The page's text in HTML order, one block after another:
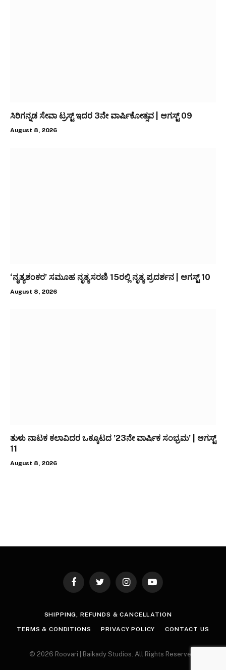
ಸಿರಿಗನ್ನಡ ಸೇವಾ ಟ್ರಸ್ಟ್ ಇದರ 3ನೇ ವಾರ್ಷಿಕೋತ್ಸವ | ಆಗಸ್ಟ್ 09
August 8, 2026
‘ನೃತ್ಯಶಂಕರ’ ಸಮೂಹ ನೃತ್ಯಸರಣಿ 15ರಲ್ಲಿ ನೃತ್ಯ ಪ್ರದರ್ಶನ | ಆಗಸ್ಟ್ 10
August 8, 2026
ತುಳು ನಾಟಕ ಕಲಾವಿದರ ಒಕ್ಕೂಟದ ’23ನೇ ವಾರ್ಷಿಕ ಸಂಭ್ರಮ’ | ಆಗಸ್ಟ್
11
August 8, 2026
FacebookTwitter InstagramYouTube
SHIPPING, REFUNDS & CANCELLATION
TERMS & CONDITIONS PRIVACY POLICY CONTACT US
© 2026 Roovari | Baikady Studios. All Rights Reserved.